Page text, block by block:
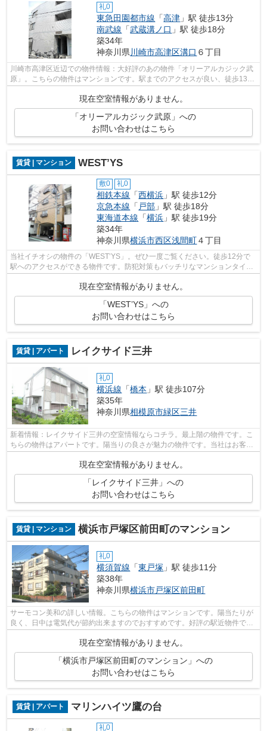
礼0
東急田園都市線 「高津 」駅 徒歩13分
南武線 「武蔵溝ノ口 」駅 徒歩18分
築34年
神奈川県 川崎市高津区溝口 ６丁目
川崎市高津区近辺での物件情報：大好評のあの物件「オリーアルカジック武
原」。こちらの物件はマンションです。駅までのアクセスが良い、徒歩13分
のところに位置する物件です。ご希望...
現在空室情報がありません。
「オリーアルカジック武原」への
お問い合わせはこちら
賃貸 | マンション WEST’YS
敷0 礼0
相鉄本線 「西横浜 」駅 徒歩12分
京急本線 「 戸部 」駅 徒歩18分
東海道本線 「横浜 」駅 徒歩19分
築34年
神奈川県横浜市西区浅間町４丁目
当社イチオシの物件の「WEST’YS」。ぜひ一度ご覧ください。徒歩12分で
駅へのアクセスができる物件です。防犯対策もバッチリなマンションタイプ
現在空室情報がありません。
「WEST’YS」への
お問い合わせはこちら
賃貸 | アパート レイクサイド三井
礼0
横浜線 「橋本 」駅 徒歩107分
築35年
神奈川県相模原市緑区三井
新着情報：レイクサイド三井の空室情報ならコチラ。最上階の物件です。こ
ちらの物件はアパートです。陽当りの良さが魅力の物件です。当社はお客様
現在空室情報がありません。
「レイクサイド三井」への
お問い合わせはこちら
賃貸 | マンション 横浜市戸塚区前田町のマンション
礼0
横須賀線 「東戸塚 」駅 徒歩11分
築38年
神奈川県横浜市戸塚区前田町
サーモコン美和の詳しい情報。こちらの物件はマンションです。陽当たりが
良く、日中は電気代が節約出来ますのでおすすめです。好評の駅近物件で、
徒歩11分でのアクセスが可能です。賃...
現在空室情報がありません。
「横浜市戸塚区前田町のマンション」への
お問い合わせはこちら
賃貸 | アパート マリンハイツ鷹の台
礼0